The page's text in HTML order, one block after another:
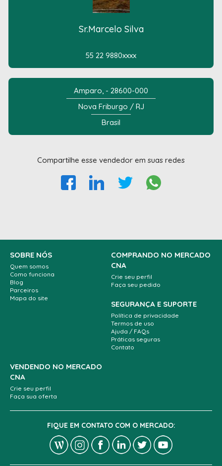
Sr.Marcelo Silva
55 22 9880xxxx
Amparo, - 28600-000
Nova Friburgo / RJ
Brasil
Compartilhe esse vendedor em suas redes
SOBRE NÓS
Quem somos
Como funciona
Blog
Parceiros
Mapa do site
COMPRANDO NO MERCADO
CNA
Crie seu perfil
Faça seu pedido
SEGURANÇA E SUPORTE
Política de privacidade
Termos de uso
Ajuda / FAQs
Práticas seguras
Contato
VENDENDO NO MERCADO
CNA
Crie seu perfil
Faça sua oferta
FIQUE EM CONTATO COM O MERCADO: